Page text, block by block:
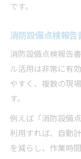
です。
消防設備点検報
消防設備点検報告
ル活用は非常に有
やすく、複数の現
す。
例えば「消防設備
利用すれば、自動
を減らし、作業時